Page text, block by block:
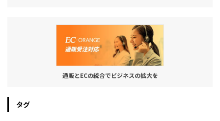
通販とECの統合でビジネスの拡大を
タグ